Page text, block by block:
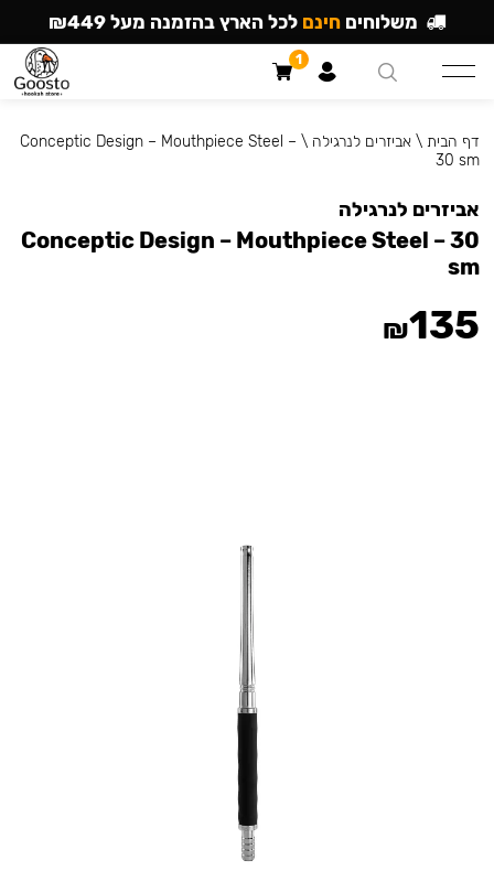
דף הבית \אביזרים לנרגילה \
Conceptic Design – Mouthpiece Steel –
30 sm
אביזרים לנרגילה
Conceptic Design – Mouthpiece Steel – 30
sm
₪135
משלוחים חינם לכל הארץ בהזמנה מעל ₪449
1